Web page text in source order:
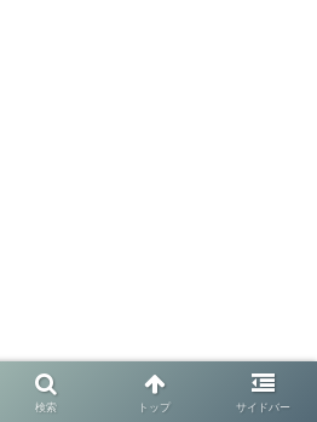
検索 トップ サイドバー